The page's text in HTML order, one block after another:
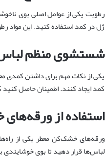
رطوبت یکی از عوامل اصلی بوی
ژل در کمد استفاده کنید. این مواد
شستشوی منظم
یکی از نکات مهم برای داشتن
کمد ایجاد کنند. اطمینان حاصل
استفاده از
ورقه‌های خشک‌کن معطر یکی از
لباس‌ها قرار دهید تا بوی